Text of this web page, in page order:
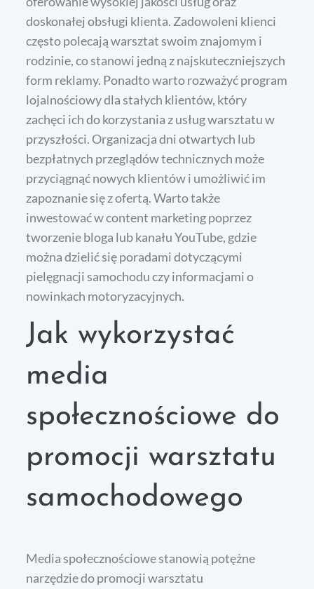
doskonałej obsługi klienta. Zadowoleni klienci
często polecają warsztat swoim znajomym i
rodzinie, co stanowi jedną z najskuteczniejszych
form reklamy. Ponadto warto rozważyć program
lojalnościowy dla stałych klientów, który
zachęci ich do korzystania z usług warsztatu w
przyszłości. Organizacja dni otwartych lub
bezpłatnych przeglądów technicznych może
przyciągnąć nowych klientów i umożliwić im
zapoznanie się z ofertą. Warto także
inwestować w content marketing poprzez
tworzenie bloga lub kanału YouTube, gdzie
można dzielić się poradami dotyczącymi
pielęgnacji samochodu czy informacjami o
nowinkach motoryzacyjnych.
Jak wykorzystać
media
społecznościowe do
promocji warsztatu
samochodowego
Media społecznościowe stanowią potężne
narzędzie do promocji warsztatu